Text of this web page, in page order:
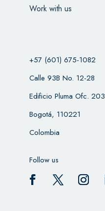
Work with us
+57 (601) 675-1082
Calle 93B No. 12-28
Edificio Pluma Ofc. 203
Bogotá, 110221
Colombia
Follow us